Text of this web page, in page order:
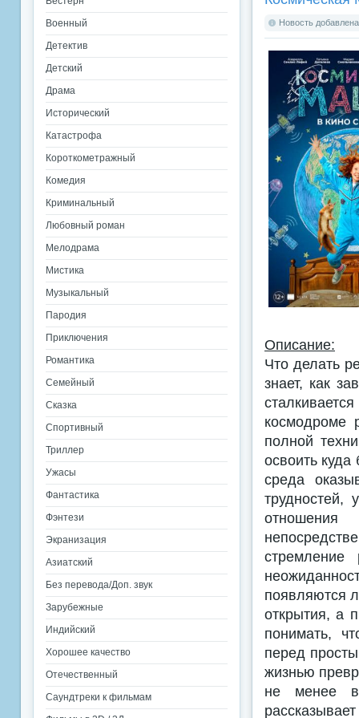
Новость
Описание:
Что делать
знает, как
космодроме
полной
освоить
среда
трудностей,
стремление
появляются
открытия, а
понимать,
перед
жизнью
не менее
Военный
Детектив
Детский
Драма
Исторический
Катастрофа
Короткометражный
Комедия
Криминальный
Любовный роман
Мелодрама
Мистика
Музыкальный
Пародия
Приключения
Романтика
Семейный
Сказка
Спортивный
Триллер
Ужасы
Фантастика
Фэнтези
Экранизация
Азиатский
Без перевода/Доп. звук
Зарубежные
Индийский
Хорошее качество
Отечественный
Саундтреки к фильмам